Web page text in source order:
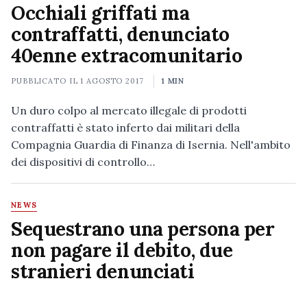
Occhiali griffati ma
contraffatti, denunciato
40enne extracomunitario
PUBBLICATO IL1 AGOSTO 2017 1 MIN
Un duro colpo al mercato illegale di prodotti
contraffatti è stato inferto dai militari della
Compagnia Guardia di Finanza di Isernia. Nell'ambito
dei dispositivi di controllo…
NEWS
Sequestrano una persona per
non pagare il debito, due
stranieri denunciati